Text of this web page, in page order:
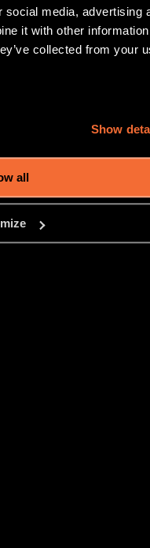
social media, advertising
it with other
collected from your
Show
all
fara fram á
sýningar hefjast í